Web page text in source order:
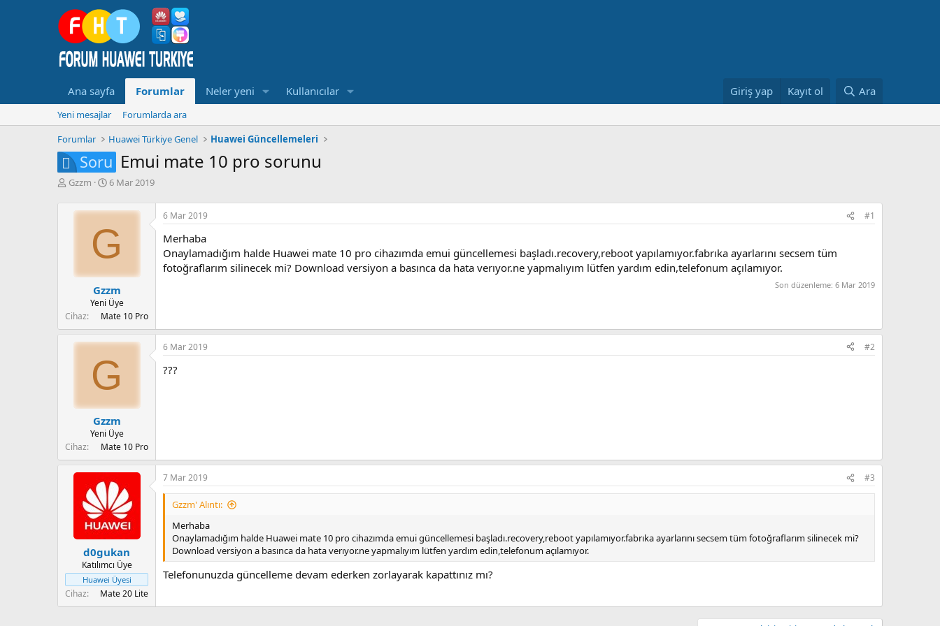
Ana sayfa Forumlar Neler yeni Kullanıcılar Giriş yap Kayıt ol Ara
Yeni mesajlar
Forumlarda ara
Forumlar
Huawei Türkiye Genel Huawei Güncellemeleri
Soru Emui mate 10 pro sorunu
K
a
t
Gzzm
B
a
n
g
t
a
r
i
h
i
6 Mar 2019
G
Gzzm
Yeni Üye
Cihaz
Mate 10 Pro
6 Mar 2019 #1
Merhaba
Onaylamadığım halde Huawei mate 10 pro cihazımda emui güncellemesi başladı.recovery,reboot yapılamıyor.fabrıka ayarlarını secsem tüm
fotoğraflarım silinecek mi? Download versiyon a basınca da hata verıyor.ne yapmalıyım lütfen yardım edin,telefonum açılamıyor.
Son düzenleme: 6 Mar 2019
G
Gzzm
Yeni Üye
Cihaz
Mate 10 Pro
6 Mar 2019 #2
???
d0gukan
Katılımcı Üye
Huawei Üyesi
Cihaz Mate 20 Lite
7 Mar 2019 #3
Gzzm' Alıntı:
Merhaba
Onaylamadığım halde Huawei mate 10 pro cihazımda emui güncellemesi başladı.recovery,reboot yapılamıyor.fabrıka ayarlarını secsem tüm fotoğraflarım silinecek mi?
Download versiyon a basınca da hata verıyor.ne yapmalıyım lütfen yardım edin,telefonum açılamıyor.
Telefonunuzda güncelleme devam ederken zorlayarak kapattınız mı?